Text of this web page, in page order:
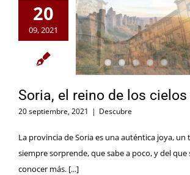
20
09, 2021
Soria, el reino de los cielos
20 septiembre, 2021 | Descubre
La provincia de Soria es una auténtica joya,
siempre sorprende, que sabe a poco, y del
conocer más. [...]